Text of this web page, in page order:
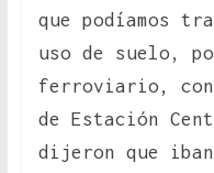
que podíamos
uso de suelo,
ferroviario, con
de Estación
dijeron que